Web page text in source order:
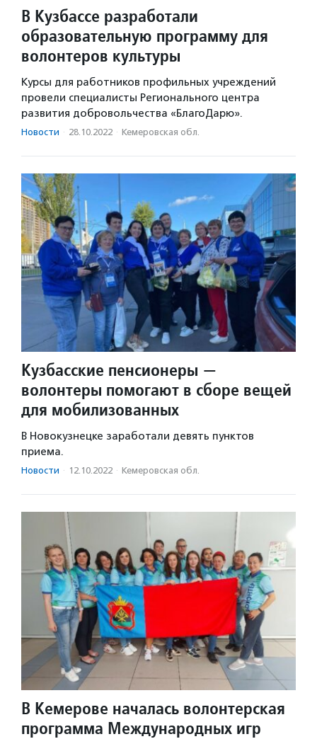
В Кузбассе разработали
образовательную программу для
волонтеров культуры
Курсы для работников профильных учреждений
провели специалисты Регионального центра
развития добровольчества «БлагоДарю».
Новости · 28.10.2022 · Кемеровская обл.
Кузбасские пенсионеры —
волонтеры помогают в сборе вещей
для мобилизованных
В Новокузнецке заработали девять пунктов
приема.
Новости · 12.10.2022 · Кемеровская обл.
В Кемерове началась волонтерская
программа Международных игр